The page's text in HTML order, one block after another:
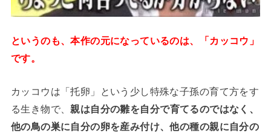
というのも、本作の元になっているのは、「カッコウ」
です。
カッコウは「托卵」という少し特殊な子孫の育て方をす
る生き物で、親は自分の雛を自分で育てるのではなく、
他の鳥の巣に自分の卵を産み付け、他の種の親に自分の